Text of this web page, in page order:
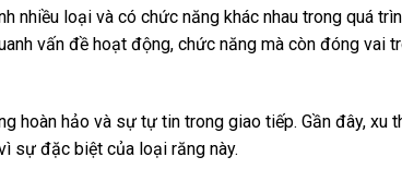
nhiều loại và có chức năng khác nhau trong quá
vấn đề hoạt động, chức năng mà còn đóng vai
hoàn hảo và sự tự tin trong giao tiếp. Gần đây, xu
sự đặc biệt của loại răng này.